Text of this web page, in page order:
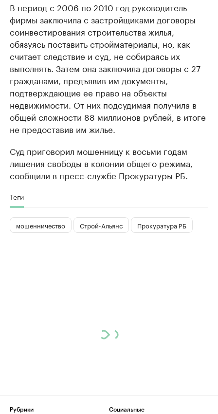
В период с 2006 по 2010 год руководитель
фирмы заключила с застройщиками договоры
соинвестирования строительства жилья,
обязуясь поставить стройматериалы, но, как
считает следствие и суд, не собираясь их
выполнять. Затем она заключила договоры с 27
гражданами, предъявив им документы,
подтверждающие ее право на объекты
недвижимости. От них подсудимая получила в
общей сложности 88 миллионов рублей, в итоге
не предоставив им жилье.
Суд приговорил мошенницу к восьми годам
лишения свободы в колонии общего режима,
сообщили в пресс-службе Прокуратуры РБ.
Теги
мошенничество Строй-Альянс Прокуратура РБ
Рубрики
Социальные